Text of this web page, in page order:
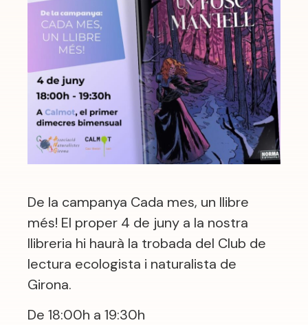
De la campanya Cada mes, un llibre
més! El proper 4 de juny a la nostra
llibreria hi haurà la trobada del Club de
lectura ecologista i naturalista de
Girona.
De 18:00h a 19:30h